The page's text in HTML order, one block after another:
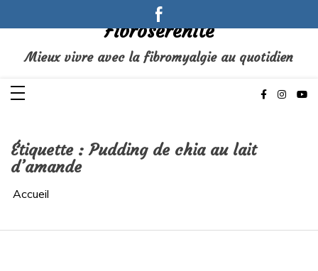
contenu Fibrosérénité
Mieux vivre avec la fibromyalgie au quotidien
Étiquette :Pudding de chia au lait
d’amande
Accueil